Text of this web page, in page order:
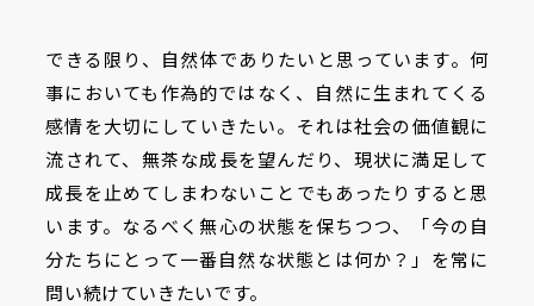
できる限り、自然体でありたいと思っています。何
事においても作為的ではなく、自然に生まれてくる
感情を大切にしていきたい。それは社会の価値観に
流されて、無茶な成長を望んだり、現状に満足して
成長を止めてしまわないことでもあったりすると思
います。なるべく無心の状態を保ちつつ、「今の自
分たちにとって一番自然な状態とは何か？」を常に
問い続けていきたいです。